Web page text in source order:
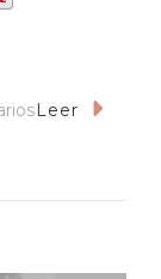
En
Leer